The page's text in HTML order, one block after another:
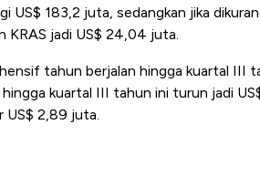
US$ 183,2 juta, sedangkan jika
KRAS jadi US$ 24,04 juta.
tahun berjalan hingga kuartal III
kuartal III tahun ini turun jadi
US$ 2,89 juta.